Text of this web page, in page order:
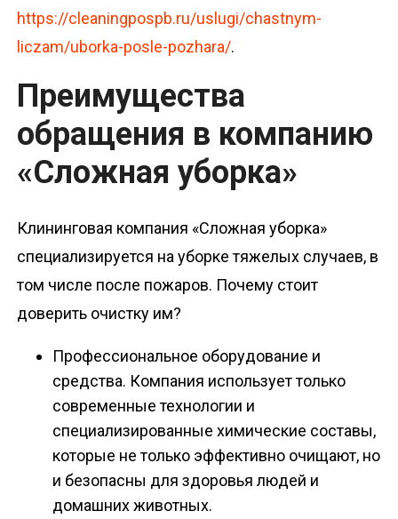
https://cleaningpospb.ru/uslugi/chastnym-
liczam/uborka-posle-pozhara/.
Преимущества
обращения в компанию
«Сложная уборка»
Клининговая компания «Сложная уборка»
специализируется на уборке тяжелых случаев, в
том числе после пожаров. Почему стоит
доверить очистку им?
Профессиональное оборудование и
средства. Компания использует только
современные технологии и
специализированные химические составы,
которые не только эффективно очищают, но
и безопасны для здоровья людей и
домашних животных.